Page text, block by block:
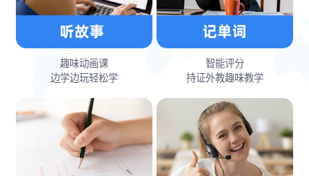
趣味动画课
边学边玩轻松学
智能评分
持证外教趣味教学